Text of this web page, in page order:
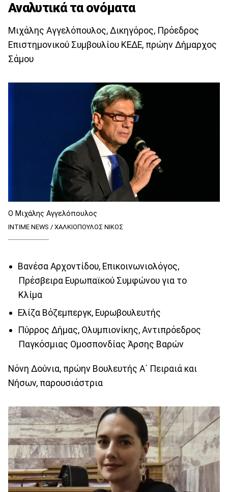
Αναλυτικά τα ονόματα
Μιχάλης Αγγελόπουλος, Δικηγόρος, Πρόεδρος
Επιστημονικού Συμβουλίου ΚΕΔΕ, πρώην Δήμαρχος
Σάμου
Ο Μιχάλης Αγγελόπουλος
INTIME NEWS / ΧΑΛΚΙΟΠΟΥΛΟΣ ΝΙΚΟΣ
Βανέσα Αρχοντίδου, Επικοινωνιολόγος,
Πρέσβειρα Ευρωπαϊκού Συμφώνου για το
Κλίμα
Ελίζα Βόζεμπεργκ, Ευρωβουλευτής
Πύρρος Δήμας, Ολυμπιονίκης, Αντιπρόεδρος
Παγκόσμιας Ομοσπονδίας Άρσης Βαρών
Νόνη Δούνια, πρώην Βουλευτής Α΄ Πειραιά και
Νήσων, παρουσιάστρια